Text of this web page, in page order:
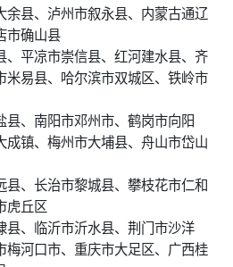
余县、泸州市叙永县、内蒙古通辽
市确山县
、平凉市崇信县、红河建水县、齐
米易县、哈尔滨市双城区、铁岭市
县、南阳市邓州市、鹤岗市向阳
成镇、梅州市大埔县、舟山市岱山
、长治市黎城县、攀枝花市仁和
虎丘区
县、临沂市沂水县、荆门市沙洋
梅河口市、重庆市大足区、广西桂